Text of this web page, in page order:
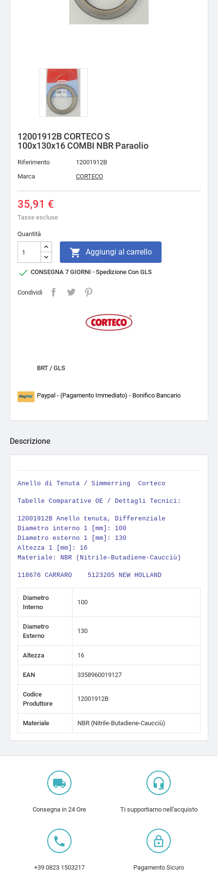
12001912B CORTECO S
100x130x16 COMBI NBR Paraolio
Riferimento
12001912B
Marca
CORTECO
35,91 €
Tasse escluse
Quantità
 Aggiungi al carrello
 CONSEGNA 7 GIORNI - Spedizione Con GLS
Condividi
BRT / GLS
Paypal - (Pagamento Immediato) - Bonifico Bancario
Descrizione
Anello di Tenuta / Simmerring Corteco
Tabelle Comparative OE / Dettagli Tecnici:
12001912B Anello tenuta, Differenziale
Diametro interno 1 [mm]: 100
Diametro esterno 1 [mm]: 130
Altezza 1 [mm]: 16
Materiale: NBR (Nitrile-Butadiene-Caucciù)
118676 CARRARO 5123205 NEW HOLLAND
Diametro
Interno
100
Diametro
Esterno
130
Altezza 16
EAN 3358960019127
Codice
Produttore
12001912B
Materiale NBR (Nitrile-Butadiene-Caucciù)
local_shipping
Consegna in 24 Ore
headset_mic
Ti supportiamo nell'acquisto
local_phone
+39 0823 1503217
lock_outline
Pagamento Sicuro